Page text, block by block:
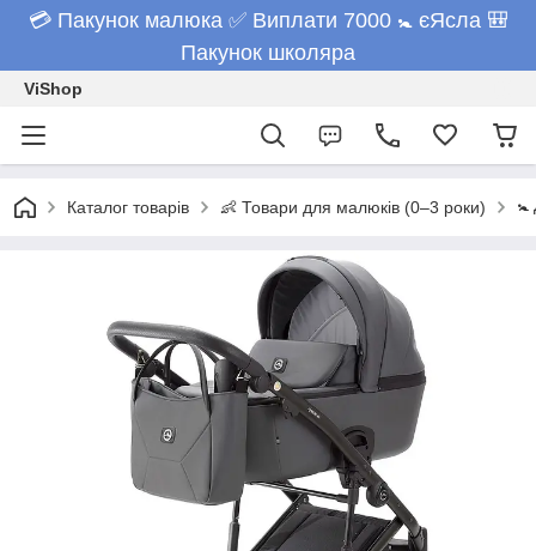
💳 Пакунок малюка ✅ Виплати 7000 🚼 єЯсла 🎒
Пакунок школяра
ViShop
Каталог товарів 👶 Товари для малюків (0–3 роки) 🚼